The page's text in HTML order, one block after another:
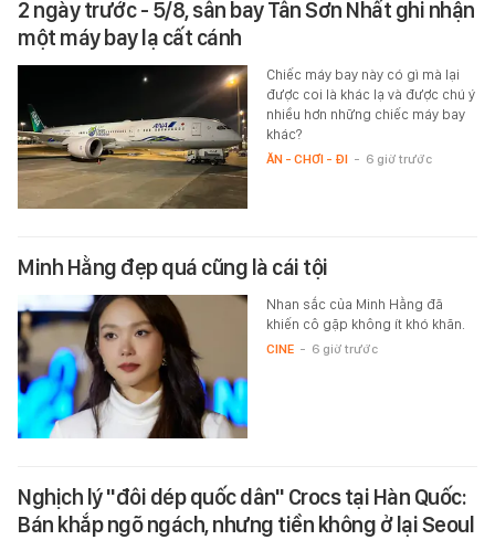
2 ngày trước - 5/8, sân bay Tân Sơn Nhất ghi nhận
một máy bay lạ cất cánh
Chiếc máy bay này có gì mà lại
được coi là khác lạ và được chú ý
nhiều hơn những chiếc máy bay
khác?
ĂN - CHƠI - ĐI - 6 giờ trước
Minh Hằng đẹp quá cũng là cái tội
Nhan sắc của Minh Hằng đã
khiến cô gặp không ít khó khăn.
CINE - 6 giờ trước
Nghịch lý "đôi dép quốc dân" Crocs tại Hàn Quốc:
Bán khắp ngõ ngách, nhưng tiền không ở lại Seoul